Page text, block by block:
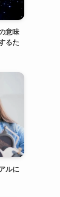
意味
るた
ルに